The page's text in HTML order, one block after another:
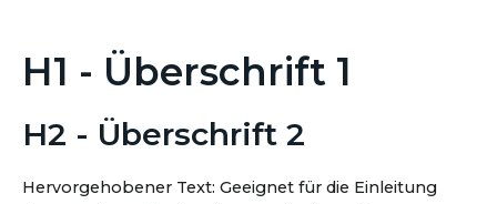
H1 - Überschrift 1
H2 - Überschrift 2
Hervorgehobener Text: Geeignet für die Einleitung